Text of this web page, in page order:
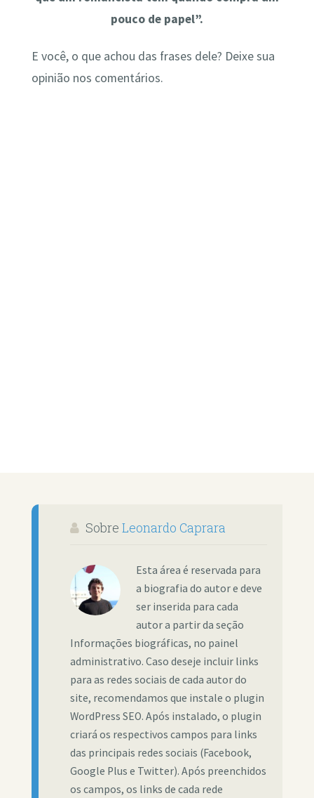
pouco de papel”.
E você, o que achou das frases dele? Deixe sua
opinião nos comentários.
Sobre Leonardo Caprara
Esta área é reservada para
a biografia do autor e deve
ser inserida para cada
autor a partir da seção
Informações biográficas, no painel
administrativo. Caso deseje incluir links
para as redes sociais de cada autor do
site, recomendamos que instale o plugin
WordPress SEO. Após instalado, o plugin
criará os respectivos campos para links
das principais redes sociais (Facebook,
Google Plus e Twitter). Após preenchidos
os campos, os links de cada rede